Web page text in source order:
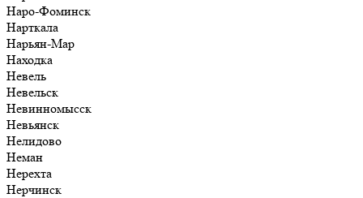
Наро-Фоминск
Нарткала
Нарьян-Мар
Находка
Невель
Невельск
Невинномысск
Невьянск
Нелидово
Неман
Нерехта
Нерчинск